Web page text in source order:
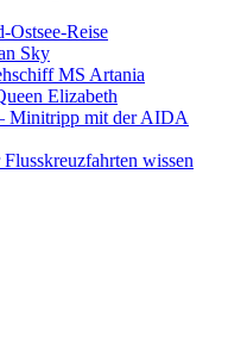
Reise
Sky
MS Artania
Elizabeth
Minitripp mit der AIDA
wissen